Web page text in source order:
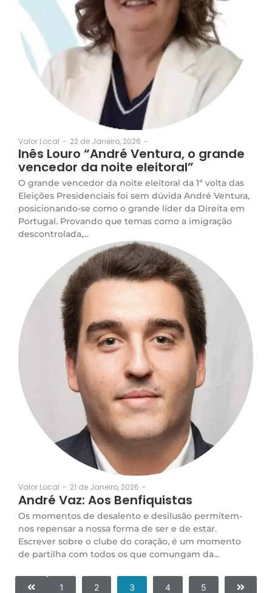
Valor Local - 22 de Janeiro, 2026 -
Inês Louro “André Ventura, o grande
vencedor da noite eleitoral”
O grande vencedor da noite eleitoral da 1ª volta das
Eleições Presidenciais foi sem dúvida André Ventura,
posicionando-se como o grande líder da Direita em
Portugal. Provando que temas como a imigração
descontrolada,...
Valor Local - 21 de Janeiro, 2026 -
André Vaz: Aos Benfiquistas
Os momentos de desalento e desilusão permitem-
nos repensar a nossa forma de ser e de estar.
Escrever sobre o clube do coração, é um momento
de partilha com todos os que comungam da...
1 2 3 4 5